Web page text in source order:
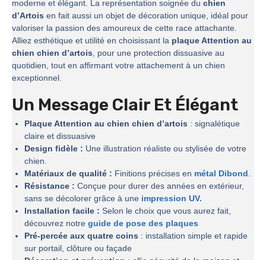
moderne et élégant. La représentation soignée du chien
d’Artois en fait aussi un objet de décoration unique, idéal pour
valoriser la passion des amoureux de cette race attachante.
Alliez esthétique et utilité en choisissant la plaque Attention au
chien chien d’artois, pour une protection dissuasive au
quotidien, tout en affirmant votre attachement à un chien
exceptionnel.
Un Message Clair Et Élégant
Plaque Attention au chien chien d’artois : signalétique
claire et dissuasive
Design fidèle : Une illustration réaliste ou stylisée de votre
chien.
Matériaux de qualité : Finitions précises en métal Dibond.
Résistance : Conçue pour durer des années en extérieur,
sans se décolorer grâce à une impression UV.
Installation facile : Selon le choix que vous aurez fait,
découvrez notre guide de pose des plaques
Pré-percée aux quatre coins : installation simple et rapide
sur portail, clôture ou façade